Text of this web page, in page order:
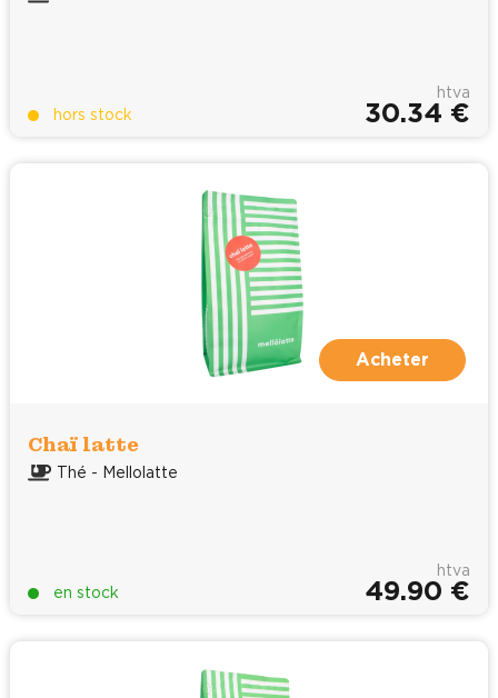
hors stock
htva
30.34 €
Acheter
Chaï latte
Thé - Mellolatte
en stock
htva
49.90 €